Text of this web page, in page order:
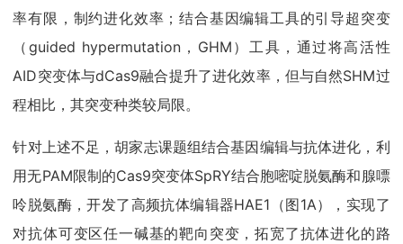
率有限，制约进化效率；结合基因编辑工具的引导超突变
（guided hypermutation，GHM）工具，通过将高活性
AID突变体与dCas9融合提升了进化效率，但与自然SHM过
程相比，其突变种类较局限。
针对上述不足，胡家志课题组结合基因编辑与抗体进化，利
用无PAM限制的Cas9突变体SpRY结合胞嘧啶脱氨酶和腺嘌
呤脱氨酶，开发了高频抗体编辑器HAE1（图1A），实现了
对抗体可变区任一碱基的靶向突变，拓宽了抗体进化的路